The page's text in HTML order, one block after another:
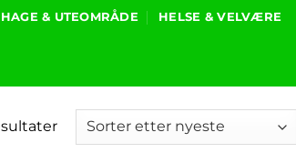
HAGE & UTEOMRÅDE HELSE & VELVÆRE
Sortert
etter